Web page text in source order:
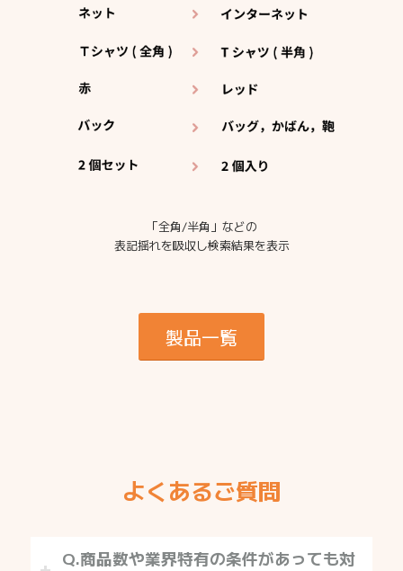
「全角/半角」などの
表記揺れを吸収し検索結果を表示
製品一覧
よくあるご質問
Q.商品数や業界特有の条件があっても対